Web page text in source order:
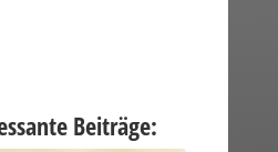
Beiträge: